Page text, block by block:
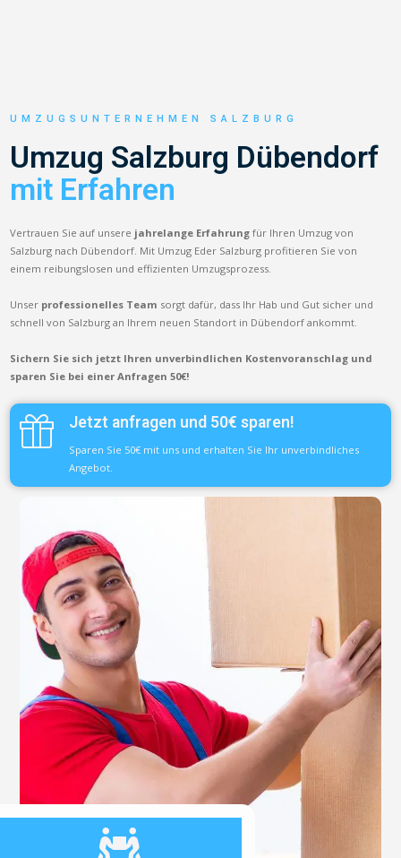
UMZUGSUNTERNEHMEN SALZBURG
Umzug Salzburg Dübendorf
mit Erfahren
Vertrauen Sie auf unsere jahrelange Erfahrung für Ihren Umzug von
Salzburg nach Dübendorf. Mit Umzug Eder Salzburg profitieren Sie von
einem reibungslosen und effizienten Umzugsprozess.
Unser professionelles Team sorgt dafür, dass Ihr Hab und Gut sicher und
schnell von Salzburg an Ihrem neuen Standort in Dübendorf ankommt.
Sichern Sie sich jetzt Ihren unverbindlichen Kostenvoranschlag und
sparen Sie bei einer Anfragen 50€!
Jetzt anfragen und 50€ sparen!
Sparen Sie 50€ mit uns und erhalten Sie Ihr unverbindliches
Angebot.